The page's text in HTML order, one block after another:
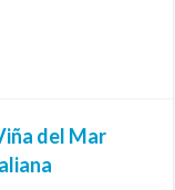
del Mar